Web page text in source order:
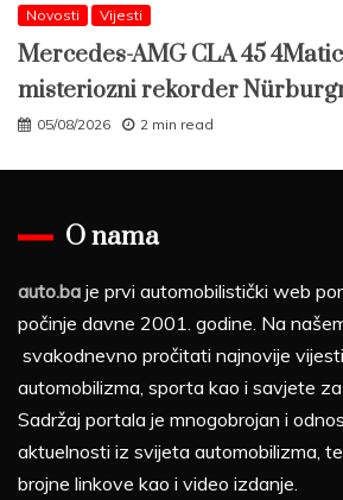
Novosti Vijesti
Mercedes-AMG CLA 45
misteriozni rekorder
05/08/2026 2 min read
O nama
auto.ba je prvi automobilistički web
počinje davne 2001. godine. Na
svakodnevno pročitati najnovije
automobilizma, sporta kao i savjete za
Sadržaj portala je mnogobrojan i
aktuelnosti iz svijeta automobilizma,
brojne linkove kao i video izdanje.